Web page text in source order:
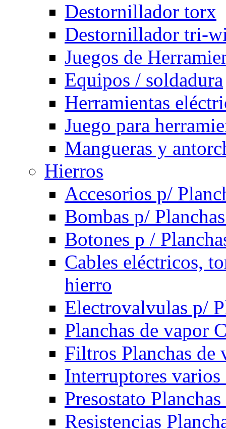
Destornillador torx
Destornillador tri-
Juegos de
Equipos / soldadura
Herramientas
Juego para
Mangueras y
Hierros
Accesorios p/
Bombas p/
Botones p /
Cables eléctricos,
hierro
Electrovalvulas p/
Planchas de vapor
Filtros Planchas de
Interruptores varios
Presostato
Resistencias